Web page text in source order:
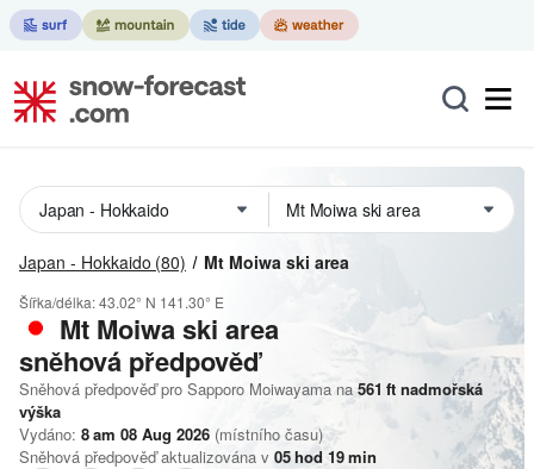
Japan - Hokkaido (80) Mt Moiwa ski area
Šířka/délka:43.02° N 141.30° E
Mt Moiwa ski area
sněhová předpověď
Sněhová předpověď pro Sapporo Moiwayama na 561 ft nadmořská
výška
Vydáno: 8 am 08 Aug 2026 (místního času)
Sněhová předpověď aktualizována v 05hod 19min